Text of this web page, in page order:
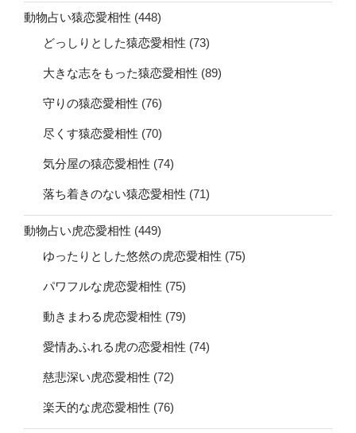
動物占い猿恋愛相性 (448)
どっしりとした猿恋愛相性 (73)
大きな志をもった猿恋愛相性 (89)
守りの猿恋愛相性 (76)
尽くす猿恋愛相性 (70)
気分屋の猿恋愛相性 (74)
落ち着きのない猿恋愛相性 (71)
動物占い虎恋愛相性 (449)
ゆったりとした悠然の虎恋愛相性 (75)
パワフルな虎恋愛相性 (75)
動きまわる虎恋愛相性 (79)
愛情あふれる虎の恋愛相性 (74)
慈悲深い虎恋愛相性 (72)
楽天的な虎恋愛相性 (76)